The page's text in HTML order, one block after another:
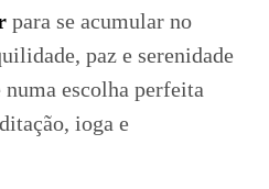
para se acumular no
paz e serenidade
numa escolha perfeita
ioga e